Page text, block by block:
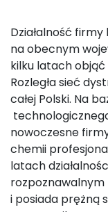
Działalność
na obecnym
kilku latach objąć
Rozległa sieć
całej Polski. Na
technologicznego
nowoczesne
chemii
latach
i posiada prężną